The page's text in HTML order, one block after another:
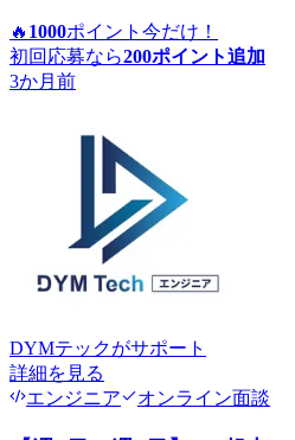
🔥 1000ポイント 今だけ！
初回応募なら200ポイント追加
3か月前
DYMテックがサポート
詳細を見る
エンジニア
オンライン面談